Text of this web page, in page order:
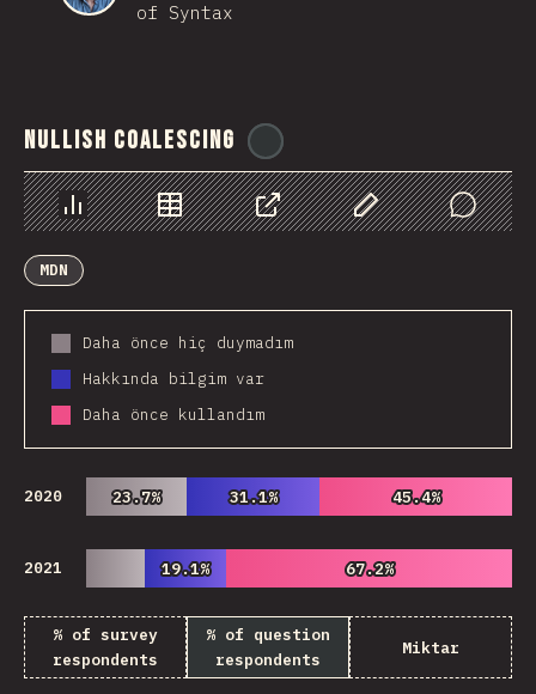
of Syntax
Nullish Coalescing
Chart Data Share Customize Data
Comments
MDN
Daha önce hiç duymadım
Hakkında bilgim var
Daha önce kullandım
2020 23.7%
23.7% 31.1%
31.1% 45.4%
45.4%
2021 19.1%
19.1% 67.2%
67.2%
% of survey
respondents
% of question
respondents
Miktar